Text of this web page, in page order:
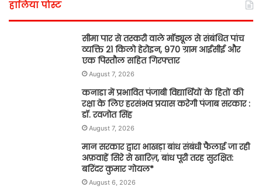
हालिया पोस्ट
सीमा पार से तस्करी वाले मॉड्यूल से संबंधित पांच
व्यक्ति 21 किलो हेरोइन, 970 ग्राम आईसीई और
एक पिस्तौल सहित गिरफ्तार
August 7, 2026
कनाडा में प्रभावित पंजाबी विद्यार्थियों के हितों की
रक्षा के लिए हरसंभव प्रयास करेगी पंजाब सरकार :
डॉ. रवजोत सिंह
August 7, 2026
मान सरकार द्वारा भाखड़ा बांध संबंधी फैलाई जा रही
अफ़वाहें सिरे से खारिज़, बांध पूरी तरह सुरक्षित:
बरिंदर कुमार गोयल*
August 6, 2026